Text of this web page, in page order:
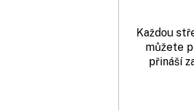
Každou
můžete
přináší